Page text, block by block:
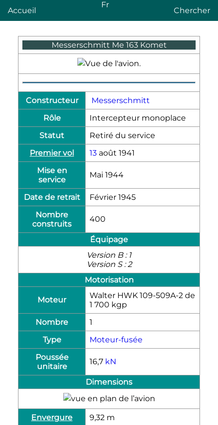
Accueil
Fr
Chercher
Messerschmitt Me 163 Komet
Constructeur
Messerschmitt
Rôle
Intercepteur monoplace
Statut
Retiré du service
Premier vol
13 août 1941
Mise en
service
Mai 1944
Date de retrait
Février 1945
Nombre
construits
400
Équipage
Version B : 1
Version S : 2
Motorisation
Moteur
Walter HWK 109-509A-2 de
1 700 kgp
Nombre
1
Type
Moteur-fusée
Poussée
unitaire
16,7 kN
Dimensions
Envergure 9,32 m